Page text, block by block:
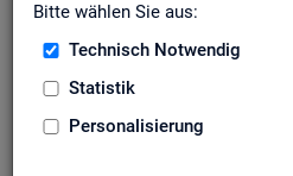
Bitte wählen Sie aus:
Technisch Notwendig
Statistik
Personalisierung
Die Ta­bel­len er­schei­nen jähr­lich
über Be­stand, Ar­beits­ort,
Be­trie­be / Be­triebs­grö­ße,